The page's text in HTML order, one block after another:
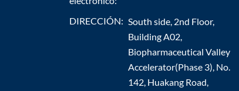
DIRECCIÓN: South side, 2nd Floor,
Building A02,
Biopharmaceutical Valley
Accelerator(Phase 3), No.
142, Huakang Road,